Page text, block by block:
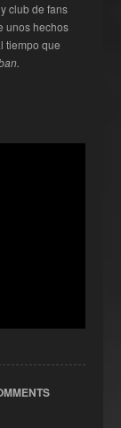
club de fans
unos hechos
tiempo que